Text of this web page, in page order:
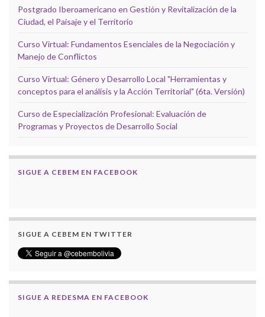
Postgrado Iberoamericano en Gestión y Revitalización de la
Ciudad, el Paisaje y el Territorio
Curso Virtual: Fundamentos Esenciales de la Negociación y
Manejo de Conflictos
Curso Virtual: Género y Desarrollo Local "Herramientas y
conceptos para el análisis y la Acción Territorial" (6ta. Versión)
Curso de Especialización Profesional: Evaluación de
Programas y Proyectos de Desarrollo Social
SIGUE A CEBEM EN FACEBOOK
SIGUE A CEBEM EN TWITTER
SIGUE A REDESMA EN FACEBOOK